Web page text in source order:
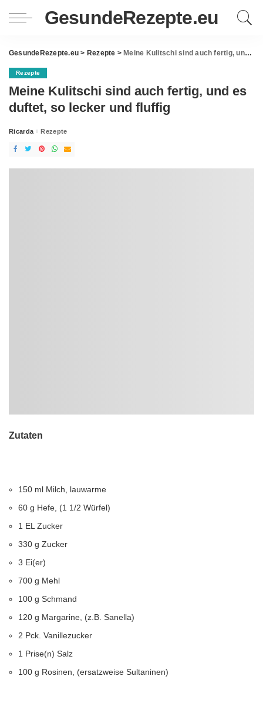
GesundeRezepte.eu
GesundeRezepte.eu > Rezepte > Meine Kulitschi sind auch fertig, und es duftet, so lecker und fluffig
Rezepte
Meine Kulitschi sind auch fertig, und es
duftet, so lecker und fluffig
Posted
Ricarda Rezepte
Zutaten
150 ml Milch, lauwarme
60 g Hefe, (1 1/2 Würfel)
1 EL Zucker
330 g Zucker
3 Ei(er)
700 g Mehl
100 g Schmand
120 g Margarine, (z.B. Sanella)
2 Pck. Vanillezucker
1 Prise(n) Salz
100 g Rosinen, (ersatzweise Sultaninen)